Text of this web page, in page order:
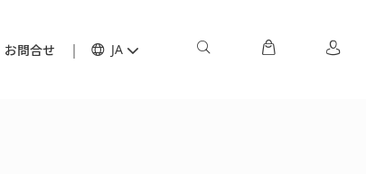
お問合せ JA